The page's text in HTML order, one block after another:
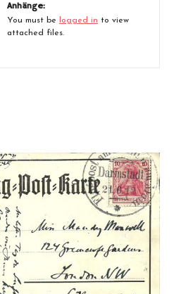
Anhänge:
You must be logged in to view
attached files.